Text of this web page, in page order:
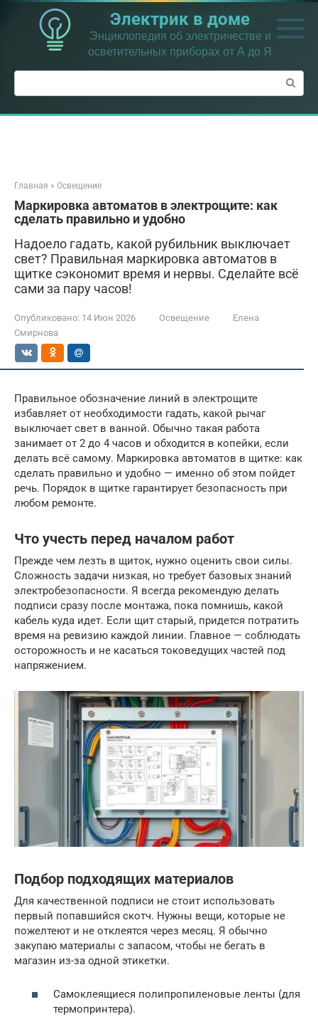
Перейти
контенту
Электрик в доме
Энциклопедия об электричестве и
осветительных приборах от А до Я
Поиск:
Главная » Освещение
Маркировка автоматов в электрощите: как
сделать правильно и удобно
Надоело гадать, какой рубильник выключает
свет? Правильная маркировка автоматов в
щитке сэкономит время и нервы. Сделайте всё
сами за пару часов!
Опубликовано: 14 Июн 2026 Освещение
Елена
Смирнова
Правильное обозначение линий в электрощите
избавляет от необходимости гадать, какой рычаг
выключает свет в ванной. Обычно такая работа
занимает от 2 до 4 часов и обходится в копейки, если
делать всё самому. Маркировка автоматов в щитке: как
сделать правильно и удобно — именно об этом пойдет
речь. Порядок в щитке гарантирует безопасность при
любом ремонте.
Что учесть перед началом работ
Прежде чем лезть в щиток, нужно оценить свои силы.
Сложность задачи низкая, но требует базовых знаний
электробезопасности. Я всегда рекомендую делать
подписи сразу после монтажа, пока помнишь, какой
кабель куда идет. Если щит старый, придется потратить
время на ревизию каждой линии. Главное — соблюдать
осторожность и не касаться токоведущих частей под
напряжением.
Подбор подходящих материалов
Для качественной подписи не стоит использовать
первый попавшийся скотч. Нужны вещи, которые не
пожелтеют и не отклеятся через месяц. Я обычно
закупаю материалы с запасом, чтобы не бегать в
магазин из-за одной этикетки.
Самоклеящиеся полипропиленовые ленты (для
термопринтера).